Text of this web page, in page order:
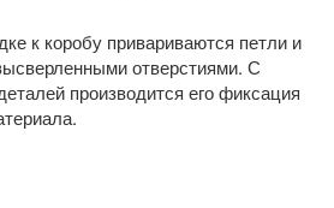
к коробу привариваются петли и
отверстиями. С
производится его фиксация